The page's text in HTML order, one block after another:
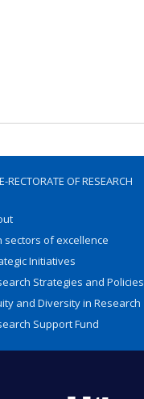
RECTORATE OF RESEARCH
sectors of excellence
Initiatives
Strategies and Policies
and Diversity in Research
Support Fund